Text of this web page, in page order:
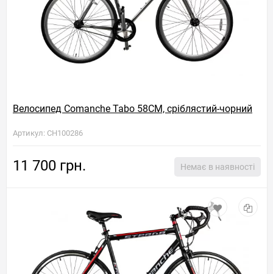
Велосипед Comanche Tabo 58CM, сріблястий-чорний
Артикул: CH100286
11 700 грн. Немає в наявності